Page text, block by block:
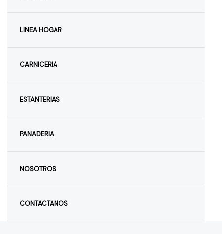
LINEA HOGAR
CARNICERIA
ESTANTERIAS
PANADERIA
NOSOTROS
CONTACTANOS